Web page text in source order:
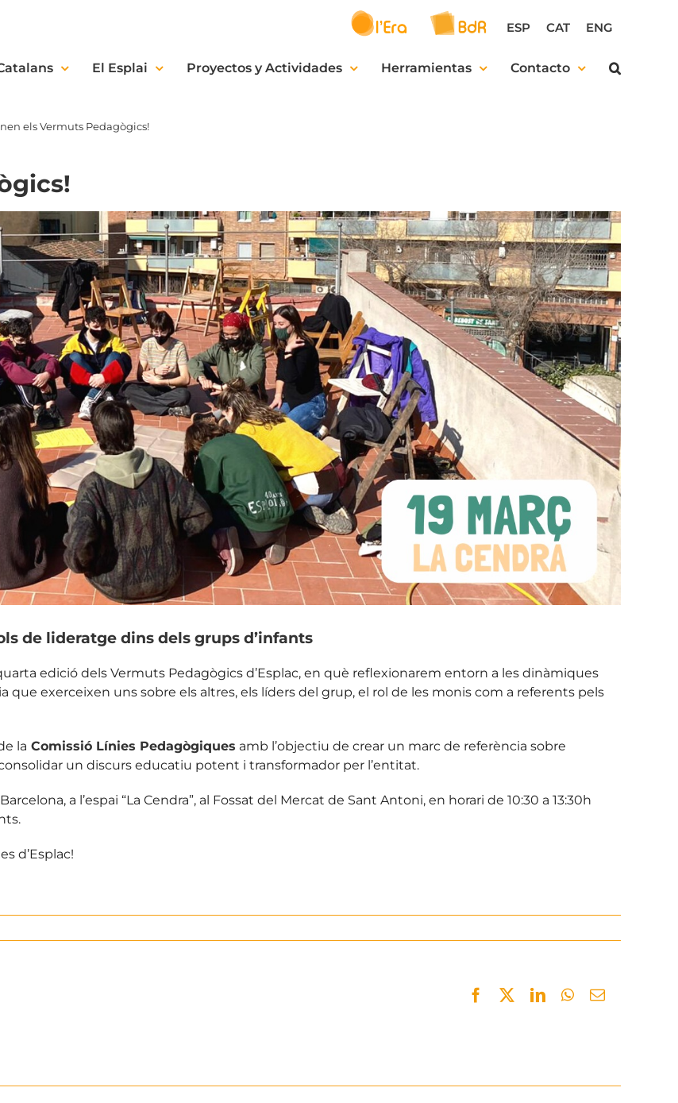
ESP CAT ENG
El Esplai Proyectos y Actividades Herramientas Contacto
els Vermuts Pedagògics!
de lideratge dins dels grups d’infants
edició dels Vermuts Pedagògics d’Esplac, en què reflexionarem entorn a les dinàmiques
que exerceixen uns sobre els altres, els líders del grup, el rol de les monis com a referents pels
la Comissió Línies Pedagògiques amb l’objectiu de crear un marc de referència sobre
un discurs educatiu potent i transformador per l’entitat.
a l’espai “La Cendra”, al Fossat del Mercat de Sant Antoni, en horari de 10:30 a 13:30h
d’Esplac!
Facebook
TwitterLinkedInWhatsApp
Email